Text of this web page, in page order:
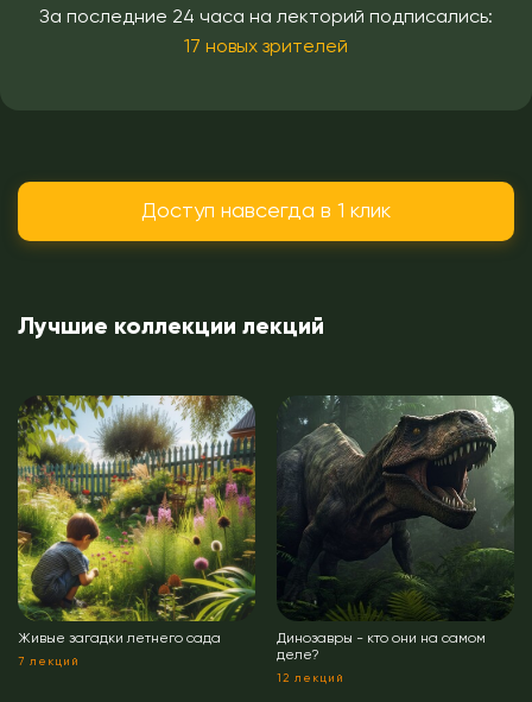
За последние 24 часа на лекторий подписались:
17 новых зрителей
Доступ навсегда в 1 клик
Лучшие коллекции лекций
7 лекций
Живые загадки летнего сада
12 лекций
Динозавры - кто они на самом
деле?